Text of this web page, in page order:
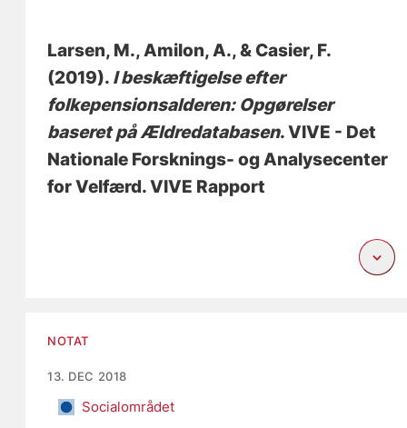
Larsen, M., Amilon, A., & Casier, F.
(2019). I beskæftigelse efter
folkepensionsalderen: Opgørelser
baseret på Ældredatabasen. VIVE - Det
Nationale Forsknings- og Analysecenter
for Velfærd. VIVE Rapport
NOTAT
13. DEC 2018
Socialområdet